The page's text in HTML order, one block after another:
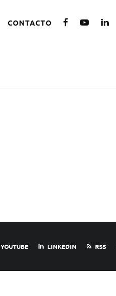
CONTACTO
YOUTUBE LINKEDIN RSS